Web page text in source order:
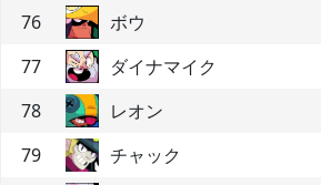
76
ボウ
77
ダイナマイク
78
レオン
79
チャック